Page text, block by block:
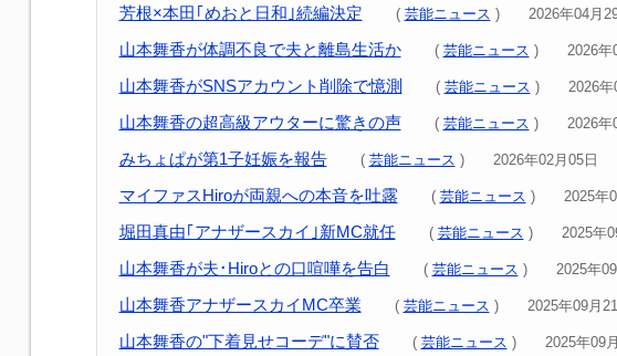
芳根×本田｢めおと日和｣続編決定 ( 芸能ニュース ) 2026年04月29
山本舞香が体調不良で夫と離島生活か ( 芸能ニュース ) 2026年
山本舞香がSNSアカウント削除で憶測 ( 芸能ニュース ) 2026年
山本舞香の超高級アウターに驚きの声 ( 芸能ニュース ) 2026年
みちょぱが第1子妊娠を報告 ( 芸能ニュース ) 2026年02月05日
マイファスHiroが両親への本音を吐露 ( 芸能ニュース ) 2025年
堀田真由｢アナザースカイ｣新MC就任 ( 芸能ニュース ) 2025年09
山本舞香が夫･Hiroとの口喧嘩を告白 ( 芸能ニュース ) 2025年09
山本舞香アナザースカイMC卒業 ( 芸能ニュース ) 2025年09月21
山本舞香の"下着見せコーデ"に賛否 ( 芸能ニュース ) 2025年09月